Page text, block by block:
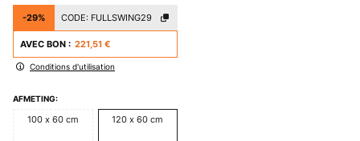
-29% CODE: FULLSWING29
AVEC BON : 221,51 €
Conditions d'utilisation
AFMETING:
100 x 60 cm 120 x 60 cm